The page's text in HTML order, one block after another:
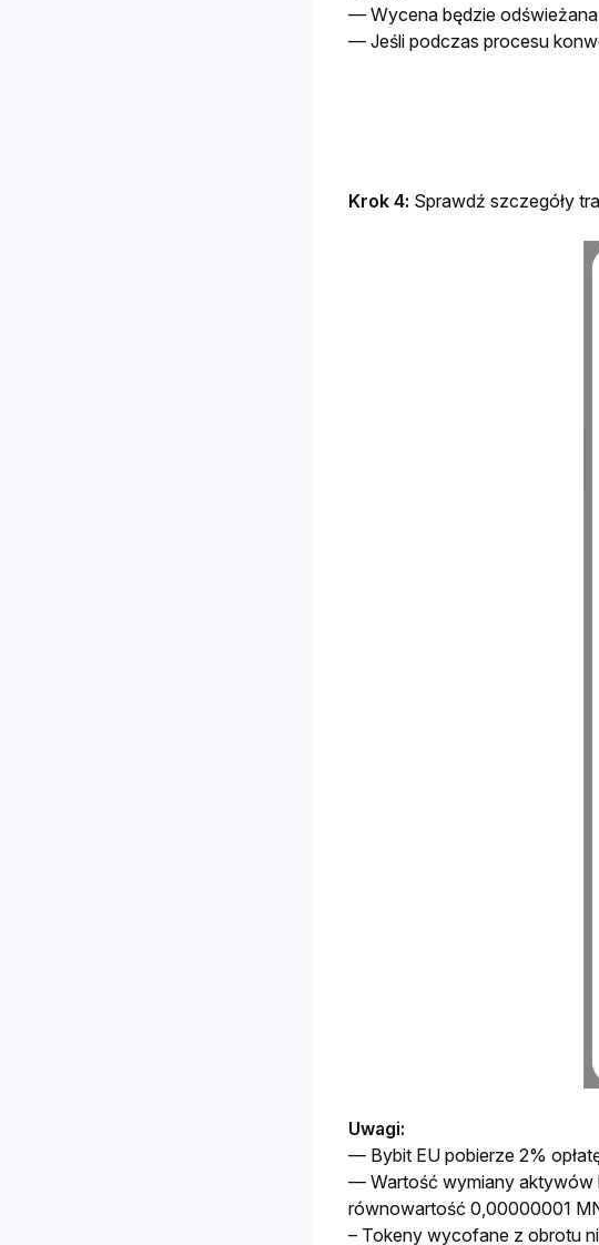
— Wycena będzie
— Jeśli podczas procesu
Krok 4: Sprawdź szczegóły
Uwagi:
— Bybit EU pobierze 2%
— Wartość wymiany aktywów
równowartość 0,00000001
– Tokeny wycofane z obrotu